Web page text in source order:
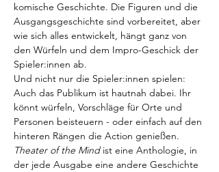
komische Geschichte. Die Figuren und die
Ausgangsgeschichte sind vorbereitet, aber
wie sich alles entwickelt, hängt ganz von
den Würfeln und dem Impro-Geschick der
Spieler:innen ab.
Und nicht nur die Spieler:innen spielen:
Auch das Publikum ist hautnah dabei. Ihr
könnt würfeln, Vorschläge für Orte und
Personen beisteuern - oder einfach auf den
hinteren Rängen die Action genießen.
Theater of the Mind ist eine Anthologie, in
der jede Ausgabe eine andere Geschichte